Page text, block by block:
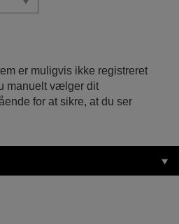
er muligvis ikke registreret
manuelt vælger dit
for at sikre, at du ser